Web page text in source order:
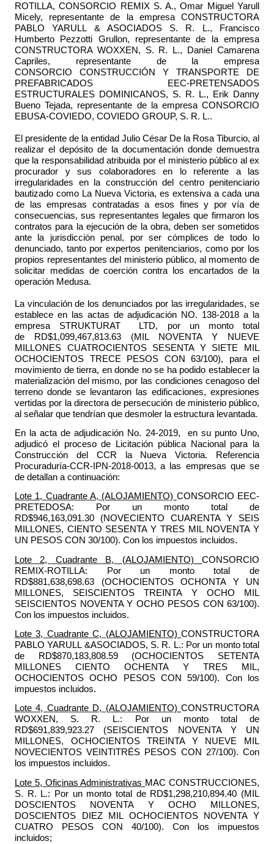
ROTILLA, CONSORCIO REMIX S. A.,Omar Miguel Yarull
Micely, representante de la empresa CONSTRUCTORA
PABLO YARULL & ASOCIADOS S. R. L., Francisco
Humberto Pezzotti Grullon, representante de la empresa
CONSTRUCTORA WOXXEN, S. R. L., Daniel Camarena
Capriles, representante de la empresa
CONSORCIO CONSTRUCCIÓN Y TRANSPORTE DE
PREFABRICADOS EEC-PRETENSADOS
ESTRUCTURALES DOMINICANOS, S. R. L., Erik Danny
Bueno Tejada, representante de la empresa CONSORCIO
EBUSA-COVIEDO, COVIEDO GROUP, S. R. L..
El presidente de la entidad Julio César De la Rosa Tiburcio, al
realizar el depósito de la documentación donde demuestra
que la responsabilidad atribuida por el ministerio público al ex
procurador y sus colaboradores en lo referente a las
irregularidades en la construcción del centro penitenciario
bautizado como La Nueva Victoria, es extensiva a cada una
de las empresas contratadas a esos fines y por vía de
consecuencias, sus representantes legales que firmaron los
contratos para la ejecución de la obra, deben ser sometidos
ante la jurisdicción penal, por ser cómplices de todo lo
denunciado, tanto por expertos penitenciarios, como por los
propios representantes del ministerio público, al momento de
solicitar medidas de coerción contra los encartados de la
operación Medusa.
La vinculación de los denunciados por las irregularidades, se
establece en las actas de adjudicación NO. 138-2018 a la
empresa STRUKTURAT LTD, por un monto total
de RD$1,099,467,813.63 (MIL NOVENTA Y NUEVE
MILLONES CUATROCIENTOS SESENTA Y SIETE MIL
OCHOCIENTOS TRECE PESOS CON 63/100), para el
movimiento de tierra, en donde no se ha podido establecer la
materialización del mismo, por las condiciones cenagoso del
terreno donde se levantaron las edificaciones, expresiones
vertidas por la directora de persecución de ministerio público,
al señalar que tendrían que desmoler la estructura levantada.
En la acta de adjudicación No. 24-2019,
en su punto Uno,
adjudicó el proceso de Licitación pública Nacional para la
Construcción del CCR la Nueva Victoria. Referencia
Procuraduría-CCR-IPN-2018-0013, a las empresas que se
de detallan a continuación:
Lote 1, Cuadrante A, (ALOJAMIENTO) CONSORCIO EEC-
PRETEDOSA: Por un monto total de
RD$946,163,091.30 (NOVECIENTO CUARENTA Y SEIS
MILLONES, CIENTO SESENTA Y TRES MIL NOVENTA Y
UN PESOS CON 30/100). Con los impuestos incluidos.
Lote 2, Cuadrante B, (ALOJAMIENTO)
CONSORCIO
REMIX-ROTILLA: Por un monto total de
RD$881,638,698.63 (OCHOCIENTOS OCHONTA Y UN
MILLONES, SEISCIENTOS TREINTA Y OCHO MIL
SEISCIENTOS NOVENTA Y OCHO PESOS CON 63/100).
Con los impuestos incluidos.
Lote 3, Cuadrante C, (ALOJAMIENTO) CONSTRUCTORA
PABLO YARULL &ASOCIADOS, S. R. L.: Por un monto total
de RD$870,183,808.59 (OCHOCIENTOS SETENTA
MILLONES CIENTO OCHENTA Y TRES MIL,
OCHOCIENTOS OCHO PESOS CON 59/100). Con los
impuestos incluidos.
Lote 4, Cuadrante D, (ALOJAMIENTO) CONSTRUCTORA
WOXXEN, S. R. L.: Por un monto total de
RD$691,839,923.27 (SEISCIENTOS NOVENTA Y UN
MILLONES, OCHOCIENTOS TREINTA Y NUEVE MIL
NOVECIENTOS VEINTITRÉS PESOS CON 27/100). Con
los impuestos incluidos.
Lote 5, Oficinas Administrativas MAC CONSTRUCCIONES,
S. R. L.: Por un monto total de RD$1,298,210,894.40 (MIL
DOSCIENTOS NOVENTA Y OCHO MILLONES,
DOSCIENTOS DIEZ MIL OCHOCIENTOS NOVENTA Y
CUATRO PESOS CON 40/100). Con los impuestos
incluidos;